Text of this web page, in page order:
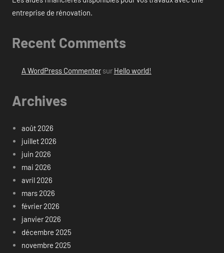
entreprise de rénovation.
Recent Comments
A WordPress Commentersur Hello world!
Archives
août 2026
juillet 2026
juin 2026
mai 2026
avril 2026
mars 2026
février 2026
janvier 2026
décembre 2025
novembre 2025